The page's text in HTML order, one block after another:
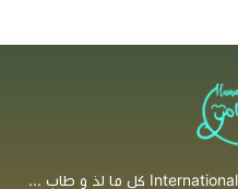
International Foods Market MmmmmmmmM كل ما لذ و طاب ...